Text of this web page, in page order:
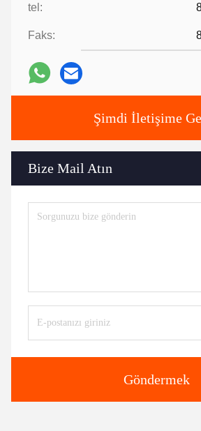
tel:
Faks:
Şimdi İletişime
Bize Mail Atın
Göndermek